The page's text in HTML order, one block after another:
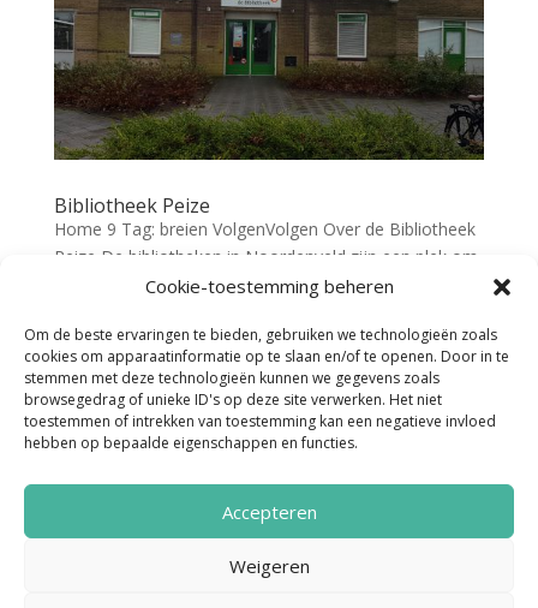
Cookie-toestemming beheren
Om de beste ervaringen te bieden, gebruiken we technologieën zoals
cookies om apparaatinformatie op te slaan en/of te openen. Door in te
stemmen met deze technologieën kunnen we gegevens zoals
browsegedrag of unieke ID's op deze site verwerken. Het niet
toestemmen of intrekken van toestemming kan een negatieve invloed
hebben op bepaalde eigenschappen en functies.
Accepteren
Weigeren
Bibliotheek Peize
Home 9 Tag: breien VolgenVolgen Over de Bibliotheek
Peize De bibliotheken in Noordenveld zijn een plek om
te lezen, ontmoeten, studeren, creëren en debatteren.
plek om je taal- en/of digitale vaardigheden te...
« Vorige Pagina